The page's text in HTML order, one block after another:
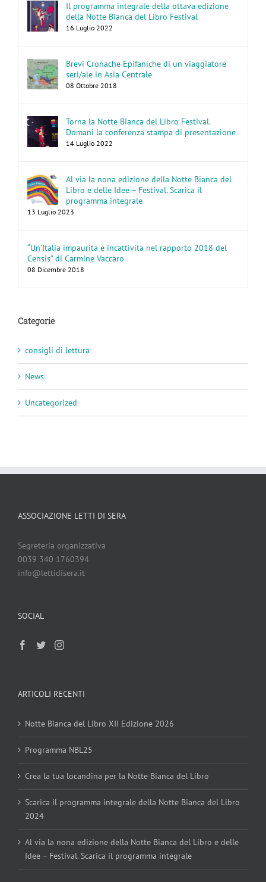
Il programma integrale della ottava edizione
della Notte Bianca del Libro Festival
16 Luglio 2022
Brevi Cronache Epifaniche di un viaggiatore
seri/ale in Asia Centrale
08 Ottobre 2018
Torna la Notte Bianca del Libro Festival.
Domani la conferenza stampa di presentazione
14 Luglio 2022
Al via la nona edizione della Notte Bianca del
Libro e delle Idee – Festival. Scarica il
programma integrale
13 Luglio 2023
“Un’Italia impaurita e incattivita nel rapporto 2018 del
Censis” di Carmine Vaccaro
08 Dicembre 2018
Categorie
consigli di lettura
News
Uncategorized
ASSOCIAZIONE LETTI DI SERA
Segreteria organizzativa
0039 340 1760394
info@lettidisera.it
SOCIAL
ARTICOLI RECENTI
Notte Bianca del Libro XII Edizione 2026
Programma NBL25
Crea la tua locandina per la Notte Bianca del Libro
Scarica il programma integrale della Notte Bianca del Libro
2024
Al via la nona edizione della Notte Bianca del Libro e delle
Idee – Festival. Scarica il programma integrale